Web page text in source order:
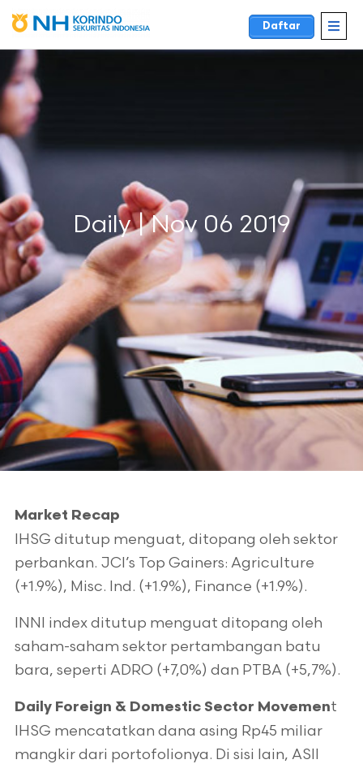
Daftar
Daily | Nov 06 2019
Market Recap
IHSG ditutup menguat, ditopang oleh sektor
perbankan. JCI’s Top Gainers: Agriculture
(+1.9%), Misc. Ind. (+1.9%), Finance (+1.9%).
INNI index ditutup menguat ditopang oleh
saham-saham sektor pertambangan batu
bara, seperti ADRO (+7,0%) dan PTBA (+5,7%).
Daily Foreign & Domestic Sector Movement
IHSG mencatatkan dana asing Rp45 miliar
mangkir dari portofolionya. Di sisi lain, ASII